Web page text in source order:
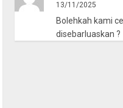
13/11/2025
Bolehkah kami
disebarluaskan ?